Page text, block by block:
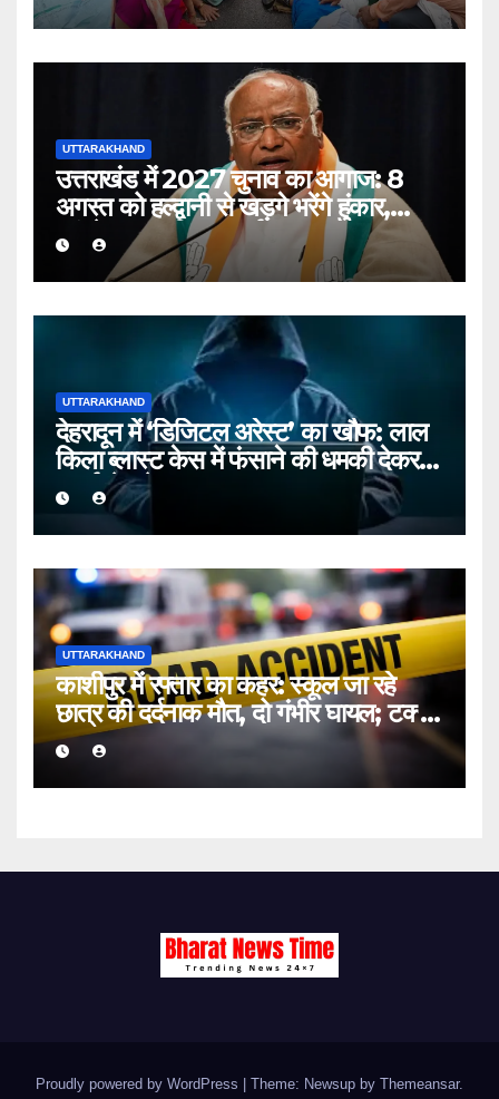
UTTARAKHAND
उत्तराखंड में 2027 चुनाव का आगाज: 8
अगस्त को हल्द्वानी से खड़गे भरेंगे हुंकार,
कांग्रेस का शक्ति प्रदर्शन
UTTARAKHAND
देहरादून में ‘डिजिटल अरेस्ट’ का खौफ: लाल
किला ब्लास्ट केस में फंसाने की धमकी देकर
बुजुर्ग से ठगे ₹13 लाख
UTTARAKHAND
काशीपुर में रफ्तार का कहर: स्कूल जा रहे
छात्र की दर्दनाक मौत, दो गंभीर घायल; टक्कर
मारकर चालक फरार
Proudly powered by WordPress Theme: Newsup by Themeansar.